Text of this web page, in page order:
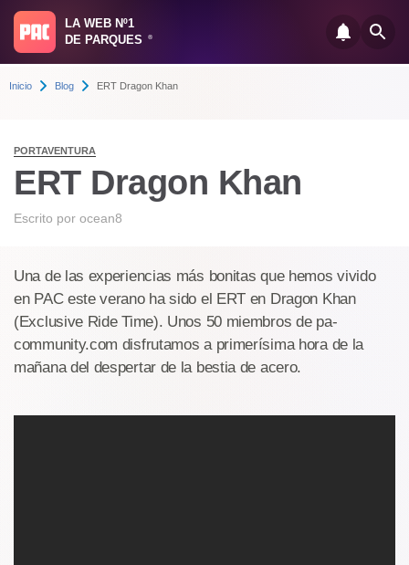
LA WEB Nº1
DE PARQUES
®
Inicio Blog ERT Dragon Khan
PORTAVENTURA
ERT Dragon Khan
Escrito por ocean8
Una de las experiencias más bonitas que hemos vivido
en PAC este verano ha sido el ERT en Dragon Khan
(Exclusive Ride Time). Unos 50 miembros de pa-
community.com disfrutamos a primerísima hora de la
mañana del despertar de la bestia de acero.